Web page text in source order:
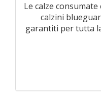
Le calze
calzini
garantiti per tutta